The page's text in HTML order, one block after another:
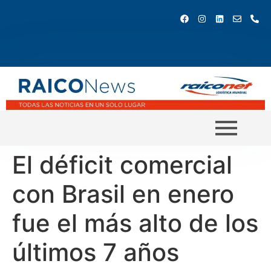
El déficit comercial
con Brasil en enero
fue el más alto de los
últimos 7 años